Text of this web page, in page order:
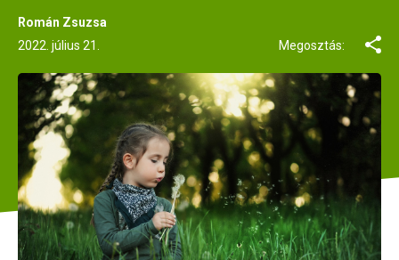
Román Zsuzsa
2022. július 21.
Megosztás: